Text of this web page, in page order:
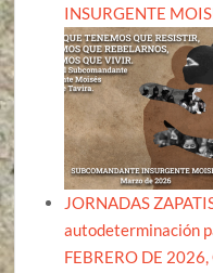
INSURGENTE
JORNADAS
autodeterminación
FEBRERO DE